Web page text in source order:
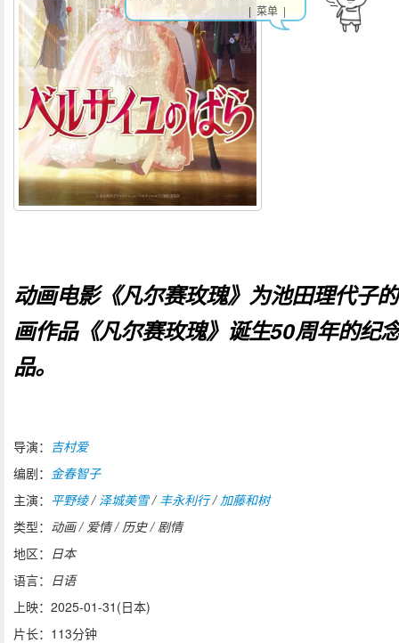
动画电影《凡尔赛玫瑰》为池田理代子
画作品《凡尔赛玫瑰》诞生50周年的纪
品。
导演： 吉村爱
编剧： 金春智子
主演： 平野绫/泽城美雪/丰永利行/加藤和树
类型： 动画 / 爱情 / 历史 / 剧情
地区： 日本
语言： 日语
上映：2025-01-31(日本)
片长：113分钟
| 菜单 |